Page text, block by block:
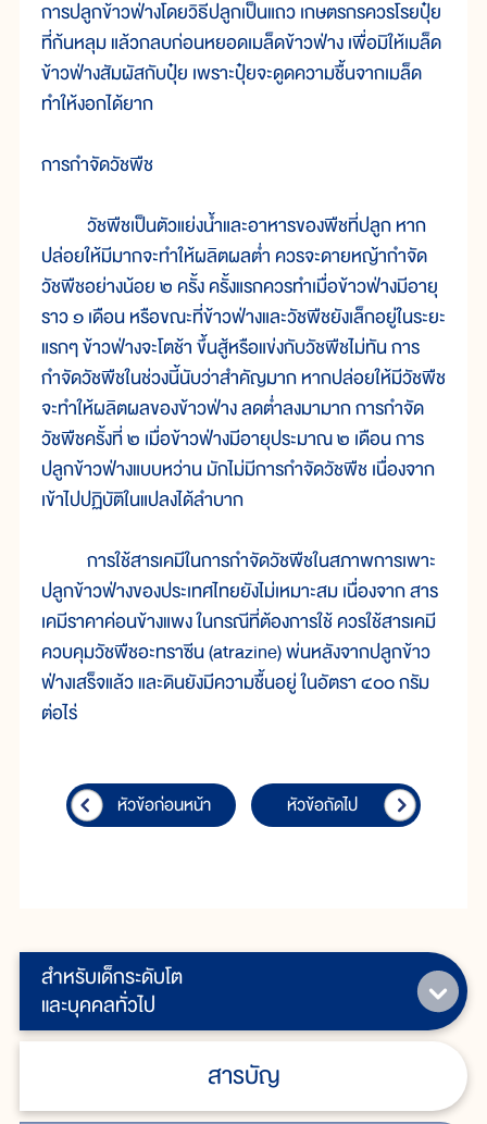
สำหรับเด็กระดับโต
และบุคคลทั่วไป
สารบัญ
การปลูกข้าวฟ่างโดยวิธีปลูกเป็นแถว เกษตรกรควรโรยปุ๋ย
ที่ก้นหลุม แล้วกลบก่อนหยอดเมล็ดข้าวฟ่าง เพื่อมิให้เมล็ด
ข้าวฟ่างสัมผัสกับปุ๋ย เพราะปุ๋ยจะดูดความชื้นจากเมล็ด
ทำให้งอกได้ยาก
การกำจัดวัชพืช
วัชพืชเป็นตัวแย่งน้ำและอาหารของพืชที่ปลูก หาก
ปล่อยให้มีมากจะทำให้ผลิตผลต่ำ ควรจะดายหญ้ากำจัด
วัชพืชอย่างน้อย ๒ ครั้ง ครั้งแรกควรทำเมื่อข้าวฟ่างมีอายุ
ราว ๑ เดือน หรือขณะที่ข้าวฟ่างและวัชพืชยังเล็กอยู่ในระยะ
แรกๆ ข้าวฟ่างจะโตช้า ขึ้นสู้หรือแข่งกับวัชพืชไม่ทัน การ
กำจัดวัชพืชในช่วงนี้นับว่าสำคัญมาก หากปล่อยให้มีวัชพืช
จะทำให้ผลิตผลของข้าวฟ่าง ลดต่ำลงมามาก การกำจัด
วัชพืชครั้งที่ ๒ เมื่อข้าวฟ่างมีอายุประมาณ ๒ เดือน การ
ปลูกข้าวฟ่างแบบหว่าน มักไม่มีการกำจัดวัชพืช เนื่องจาก
เข้าไปปฏิบัติในแปลงได้ลำบาก
การใช้สารเคมีในการกำจัดวัชพืชในสภาพการเพาะ
ปลูกข้าวฟ่างของประเทศไทยยังไม่เหมาะสม เนื่องจาก สาร
เคมีราคาค่อนข้างแพง ในกรณีที่ต้องการใช้ ควรใช้สารเคมี
ควบคุมวัชพืชอะทราซีน (atrazine) พ่นหลังจากปลูกข้าว
ฟ่างเสร็จแล้ว และดินยังมีความชื้นอยู่ ในอัตรา ๔๐๐ กรัม
ต่อไร่
หัวข้อก่อนหน้า หัวข้อถัดไป